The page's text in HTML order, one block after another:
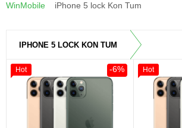
WinMobile iPhone 5 lock Kon Tum
IPHONE 5 LOCK KON TUM
-6%
Hot Hot